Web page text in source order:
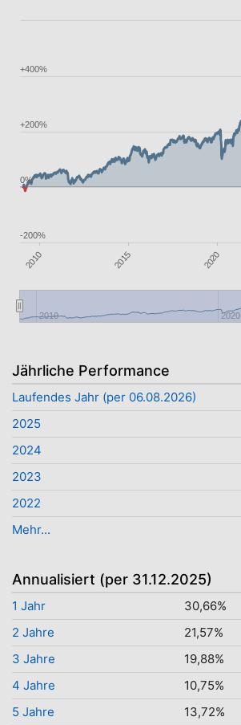
2010 2015 2020
2010 2020
-200%
0%
+200%
+400%
Jährliche Performance
Laufendes Jahr (per 06.08.2026)
2025
2024
2023
2022
Mehr...
Annualisiert (per 31.12.2025)
1 Jahr
30,66%
2 Jahre
21,57%
3 Jahre
19,88%
4 Jahre
10,75%
5 Jahre
13,72%